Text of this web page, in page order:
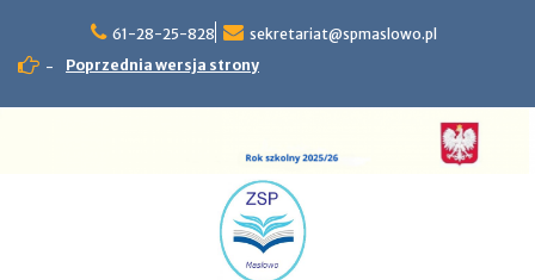
content
61-28-25-828
sekretariat@spmaslowo.pl
-
Poprzednia wersja strony